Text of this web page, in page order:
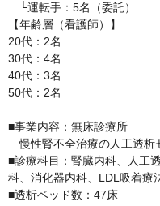
└運転手：5名（委託）
【年齢層（看護師）】
20代：2名
30代：4名
40代：3名
50代：2名
■事業内容：無床診療所
慢性腎不全治療の人工透析
■診療科目：腎臓内科、人工
科、消化器内科、LDL吸着療
■透析ベッド数：47床